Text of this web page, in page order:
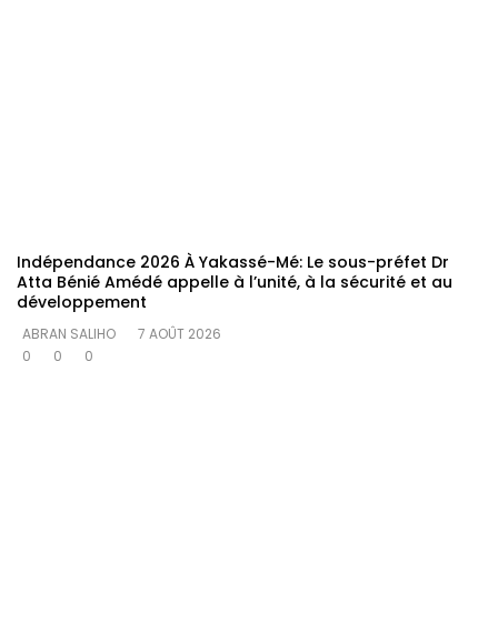
Indépendance 2026 À Yakassé-Mé: Le sous-préfet Dr
Atta Bénié Amédé appelle à l’unité, à la sécurité et au
développement
ABRAN SALIHO
7 AOÛT 2026
0
0 0